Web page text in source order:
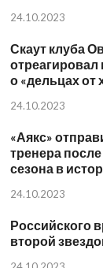
24.10.2023
Скаут клуба
отреагировал
о «дельцах от
24.10.2023
«Аякс»
тренера
сезона в
24.10.2023
Российского
второй